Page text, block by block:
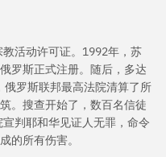
活动许可证。1992年，苏
罗斯正式注册。随后，多达
罗斯联邦最高法院清算了所
。搜查开始了，数百名信徒
判耶和华见证人无罪，命令
的所有伤害。